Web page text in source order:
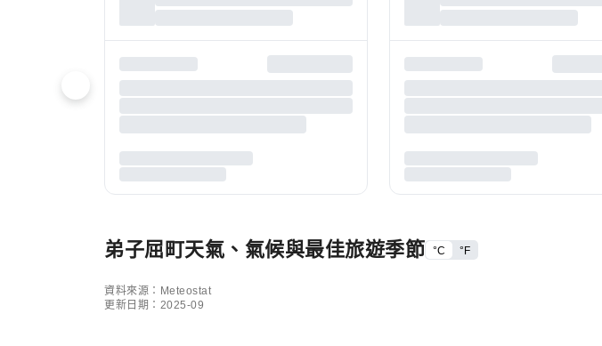
弟子屈町天氣、氣候與最佳旅遊季節 °C °F
資料來源：Meteostat
更新日期：2025-09